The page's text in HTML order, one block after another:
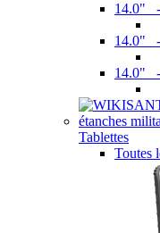
14.0"
14.0" -
14.0" -
Tablettes
Toutes